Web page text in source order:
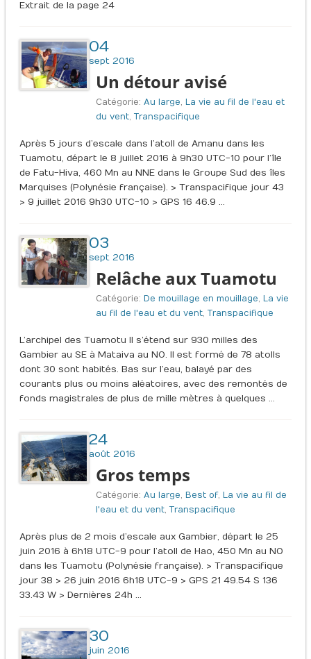
Extrait de la page 24
04
sept 2016
Un détour avisé
Catégorie:Au large, La vie au fil de l'eau et
du vent,Transpacifique
Après 5 jours d’escale dans l’atoll de Amanu dans les
Tuamotu, départ le 8 juillet 2016 à 9h30 UTC-10 pour l’île
de Fatu-Hiva, 460 Mn au NNE dans le Groupe Sud des îles
Marquises (Polynésie française). > Transpacifique jour 43
> 9 juillet 2016 9h30 UTC-10 > GPS 16 46.9 …
03
sept 2016
Relâche aux Tuamotu
Catégorie: De mouillage en mouillage, La vie
au fil de l'eau et du vent,Transpacifique
L’archipel des Tuamotu Il s’étend sur 930 milles des
Gambier au SE à Mataiva au NO. Il est formé de 78 atolls
dont 30 sont habités. Bas sur l’eau, balayé par des
courants plus ou moins aléatoires, avec des remontés de
fonds magistrales de plus de mille mètres à quelques …
24
août 2016
Gros temps
Catégorie:Au large, Best of, La vie au fil de
l'eau et du vent,Transpacifique
Après plus de 2 mois d’escale aux Gambier, départ le 25
juin 2016 à 6h18 UTC-9 pour l’atoll de Hao, 450 Mn au NO
dans les Tuamotu (Polynésie française). > Transpacifique
jour 38 > 26 juin 2016 6h18 UTC-9 > GPS 21 49.54 S 136
33.43 W > Dernières 24h …
30
juin 2016